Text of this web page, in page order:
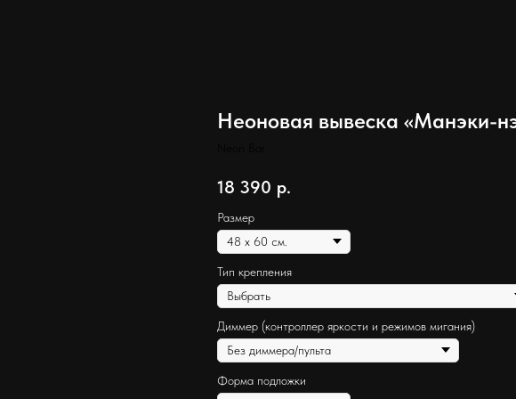
Неоновая вывеска «Манэки-
18 390 р.
Размер
Тип крепления
Диммер (контроллер яркости и режимов мигания)
Форма подложки